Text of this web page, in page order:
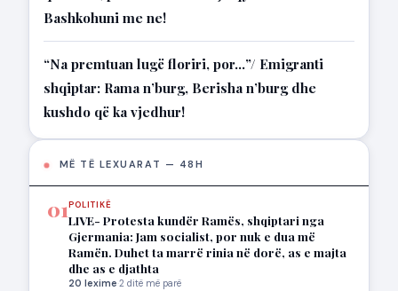
Bashkohuni me ne!
“Na premtuan lugë floriri, por…”/ Emigranti
shqiptar: Rama n’burg, Berisha n’burg dhe
kushdo që ka vjedhur!
MË TË LEXUARAT — 48H
01 POLITIKË
LIVE- Protesta kundër Ramës, shqiptari nga
Gjermania: Jam socialist, por nuk e dua më
Ramën. Duhet ta marrë rinia në dorë, as e majta
dhe as e djathta
20 lexime·2 ditë më parë